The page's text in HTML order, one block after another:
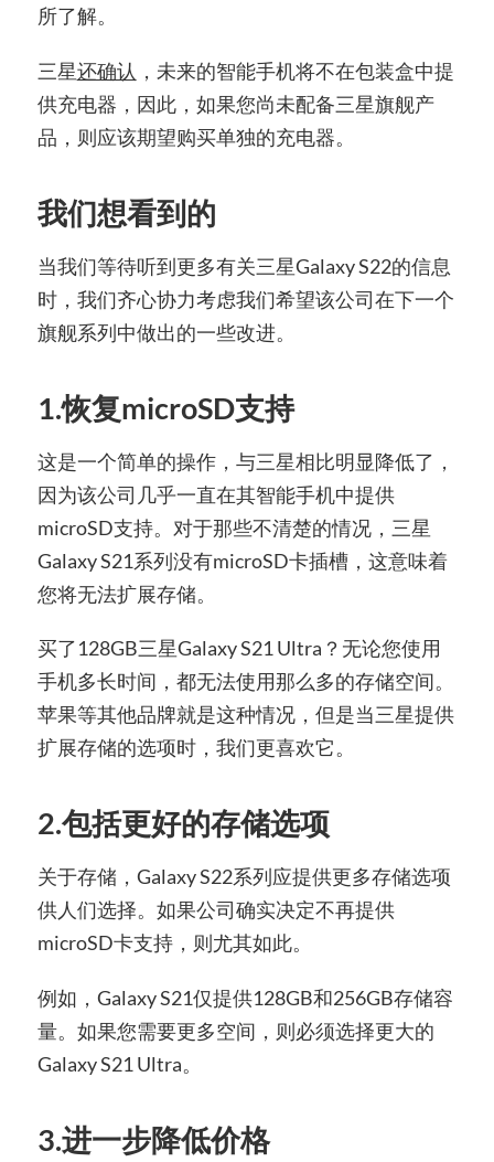
所了解。
三星还确认 ，未来的智能手机将不在包装盒中提
供充电器，因此，如果您尚未配备三星旗舰产
品，则应该期望购买单独的充电器。
我们想看到的
当我们等待听到更多有关三星Galaxy S22的信息
时，我们齐心协力考虑我们希望该公司在下一个
旗舰系列中做出的一些改进。
1.恢复microSD支持
这是一个简单的操作，与三星相比明显降低了，
因为该公司几乎一直在其智能手机中提供
microSD支持。对于那些不清楚的情况，三星
Galaxy S21系列没有microSD卡插槽，这意味着
您将无法扩展存储。
买了128GB三星Galaxy S21 Ultra？无论您使用
手机多长时间，都无法使用那么多的存储空间。
苹果等其他品牌就是这种情况，但是当三星提供
扩展存储的选项时，我们更喜欢它。
2.包括更好的存储选项
关于存储，Galaxy S22系列应提供更多存储选项
供人们选择。如果公司确实决定不再提供
microSD卡支持，则尤其如此。
例如，Galaxy S21仅提供128GB和256GB存储容
量。如果您需要更多空间，则必须选择更大的
Galaxy S21 Ultra。
3.进一步降低价格